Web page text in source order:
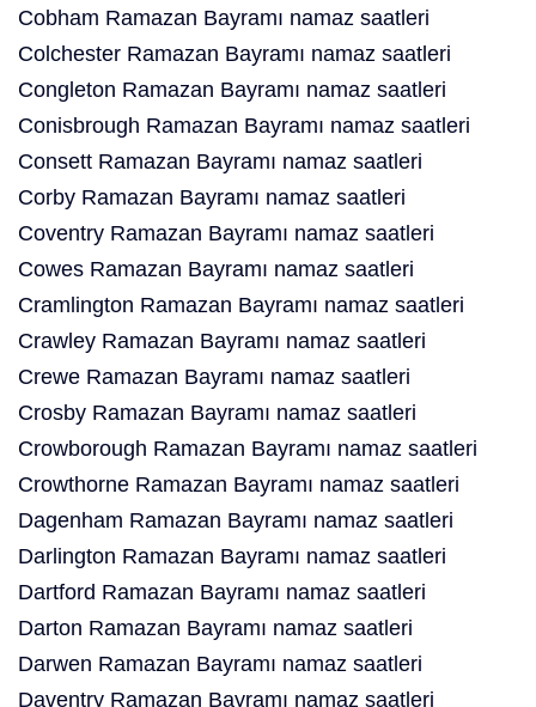
Cobham Ramazan Bayramı namaz saatleri
Colchester Ramazan Bayramı namaz saatleri
Congleton Ramazan Bayramı namaz saatleri
Conisbrough Ramazan Bayramı namaz saatleri
Consett Ramazan Bayramı namaz saatleri
Corby Ramazan Bayramı namaz saatleri
Coventry Ramazan Bayramı namaz saatleri
Cowes Ramazan Bayramı namaz saatleri
Cramlington Ramazan Bayramı namaz saatleri
Crawley Ramazan Bayramı namaz saatleri
Crewe Ramazan Bayramı namaz saatleri
Crosby Ramazan Bayramı namaz saatleri
Crowborough Ramazan Bayramı namaz saatleri
Crowthorne Ramazan Bayramı namaz saatleri
Dagenham Ramazan Bayramı namaz saatleri
Darlington Ramazan Bayramı namaz saatleri
Dartford Ramazan Bayramı namaz saatleri
Darton Ramazan Bayramı namaz saatleri
Darwen Ramazan Bayramı namaz saatleri
Daventry Ramazan Bayramı namaz saatleri